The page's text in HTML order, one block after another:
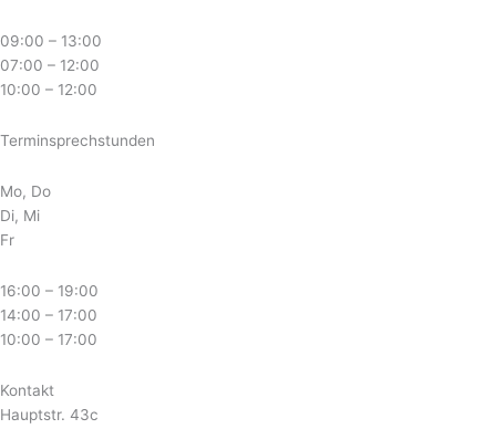
09:00 – 13:00
07:00 – 12:00
10:00 – 12:00
Terminsprechstunden
Mo, Do
Di, Mi
Fr
16:00 – 19:00
14:00 – 17:00
10:00 – 17:00
Kontakt
Hauptstr. 43c